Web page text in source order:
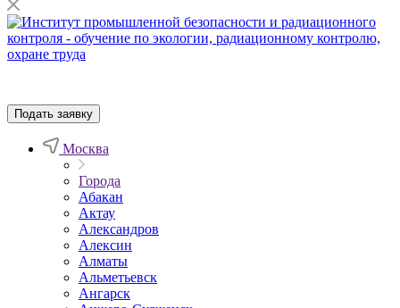
Подать заявку
Москва
Города
Абакан
Актау
Александров
Алексин
Алматы
Альметьевск
Ангарск